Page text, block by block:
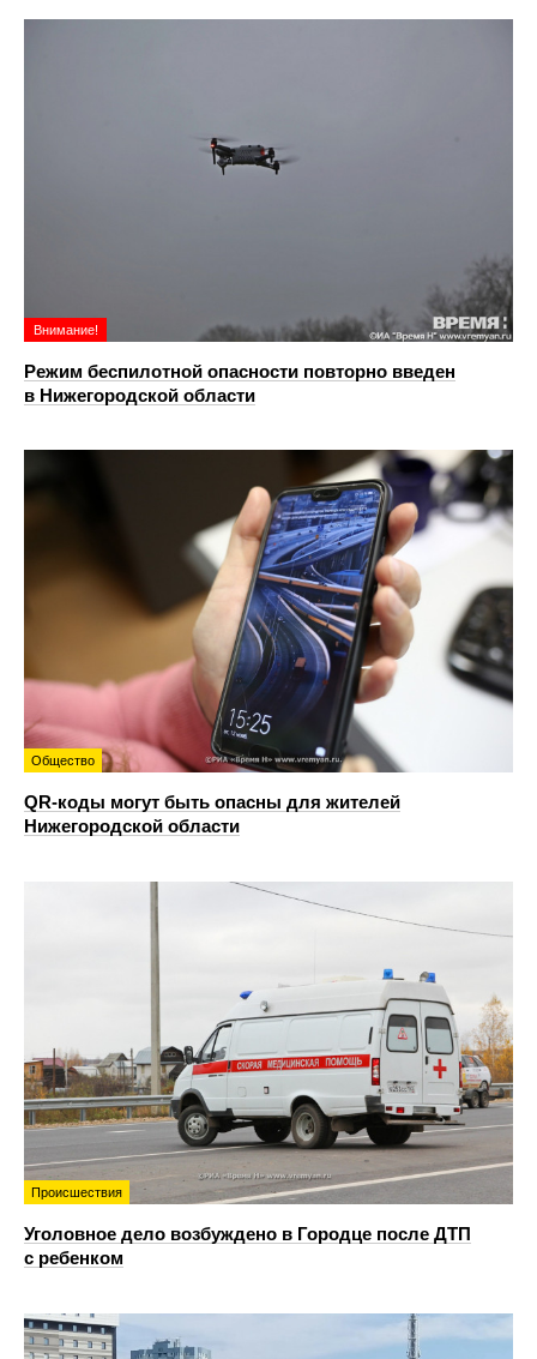
Внимание!
Режим беспилотной опасности повторно введен
в Нижегородской области
Общество
QR-коды могут быть опасны для жителей
Нижегородской области
Происшествия
Уголовное дело возбуждено в Городце после ДТП
с ребенком